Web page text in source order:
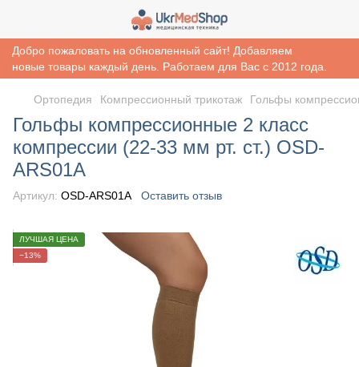
Добро пожаловать на обновленный сайт! Добавляем
новые товары каждый день. Работаем для Вас с 2012 года.
Ортопедия Компрессионный трикотаж Гольфы
Гольфы компрессионные 2 класс
компрессии (22-33 мм рт. ст.) OSD-
ARS01A
Артикул: OSD-ARS01A Оставить отзыв
ЛУЧШАЯ ЦЕНА
−13%